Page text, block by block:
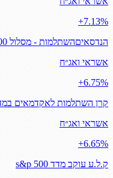
‎+7.13%
הנדסאיםהשתלמות - מסלול s&p 500
אשראי ואג״ח
‎+6.75%
קרן השתלמות לאקדמאים
אשראי ואג״ח
‎+6.65%
ק.ל.ע עוקב מדד s&p 500